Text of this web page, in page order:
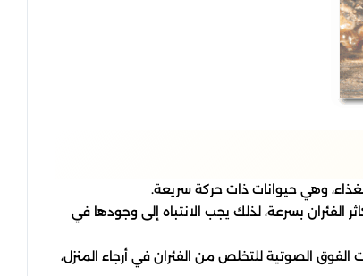
وهي حيوانات ذات حركة سريعة.
الفئران بسرعة، لذلك يجب الانتباه إلى وجودها في
الصوتية للتخلص من الفئران في أرجاء المنزل،